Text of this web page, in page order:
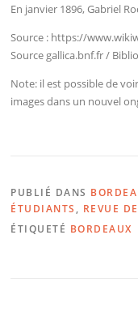
En janvier 1896, Gabriel
Source : https://
Source gallica.bnf.fr /
Note: il est possible de
images dans un nouvel
PUBLIÉ DANS
ÉTUDIANTS , REVUE
ÉTIQUETÉ BORDEAUX